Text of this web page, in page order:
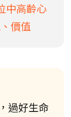
中高齡心
價值
過好生命